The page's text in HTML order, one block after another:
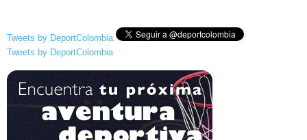
Tweets by DeportColombia
Tweets by DeportColombia